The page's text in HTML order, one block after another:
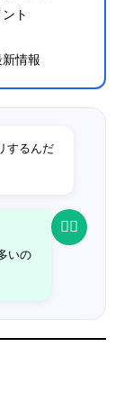
ト
情報
するんだ
👨‍⚕️
いの